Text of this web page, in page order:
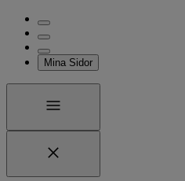
Mina Sidor